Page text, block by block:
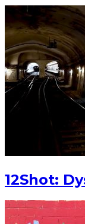
12Shot: